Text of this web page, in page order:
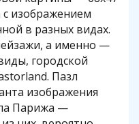
с изображением
в разных видах.
а именно —
городской
Пазл
изображения
Парижа —